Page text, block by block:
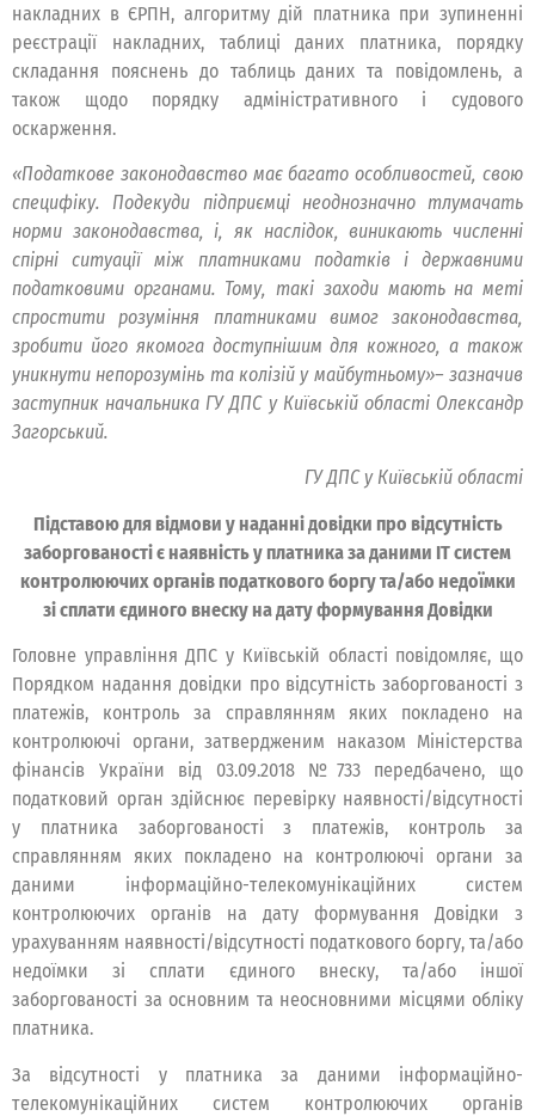
накладних в ЄРПН, алгоритму дій платника при зупиненні
реєстрації накладних, таблиці даних платника, порядку
складання пояснень до таблиць даних та повідомлень, а
також щодо порядку адміністративного і судового
оскарження.
«Податкове законодавство має багато особливостей, свою
специфіку. Подекуди підприємці неоднозначно тлумачать
норми законодавства, і, як наслідок, виникають численні
спірні ситуації між платниками податків і державними
податковими органами. Тому, такі заходи мають на меті
спростити розуміння платниками вимог законодавства,
зробити його якомога доступнішим для кожного, а також
уникнути непорозумінь та колізій у майбутньому»– зазначив
заступник начальника ГУ ДПС у Київській області Олександр
Загорський.
ГУ ДПС у Київській області
Підставою для відмови у наданні довідки про відсутність
заборгованості є наявність у платника за даними ІТ систем
контролюючих органів податкового боргу та/або недоїмки
зі сплати єдиного внеску на дату формування Довідки
Головне управління ДПС у Київській області повідомляє, що
Порядком надання довідки про відсутність заборгованості з
платежів, контроль за справлянням яких покладено на
контролюючі органи, затвердженим наказом Міністерства
фінансів України від 03.09.2018 №733 передбачено, що
податковий орган здійснює перевірку наявності/відсутності
у платника заборгованості з платежів, контроль за
справлянням яких покладено на контролюючі органи за
даними інформаційно-телекомунікаційних систем
контролюючих органів на дату формування Довідки з
урахуванням наявності/відсутності податкового боргу, та/або
недоїмки зі сплати єдиного внеску, та/або іншої
заборгованості за основним та неосновними місцями обліку
платника.
За відсутності у платника за даними інформаційно-
телекомунікаційних систем контролюючих органів